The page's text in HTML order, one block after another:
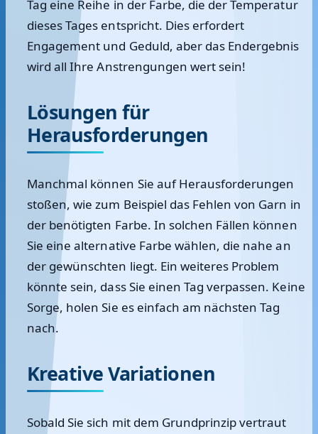
Tag eine Reihe in der Farbe, die der Temperatur
dieses Tages entspricht. Dies erfordert
Engagement und Geduld, aber das Endergebnis
wird all Ihre Anstrengungen wert sein!
Lösungen für
Herausforderungen
Manchmal können Sie auf Herausforderungen
stoßen, wie zum Beispiel das Fehlen von Garn in
der benötigten Farbe. In solchen Fällen können
Sie eine alternative Farbe wählen, die nahe an
der gewünschten liegt. Ein weiteres Problem
könnte sein, dass Sie einen Tag verpassen. Keine
Sorge, holen Sie es einfach am nächsten Tag
nach.
Kreative Variationen
Sobald Sie sich mit dem Grundprinzip vertraut